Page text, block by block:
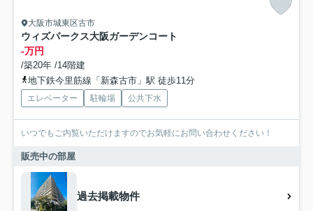
大阪市城東区古市
ウィズパークス大阪ガーデンコート
-万円
/築20年 /14階建
地下鉄今里筋線「新森古市」駅 徒歩11分
エレベーター 駐輪場 公共下水
いつでもご内覧いただけますのでお気軽にお問い合わせください！
販売中の部屋
過去掲載物件